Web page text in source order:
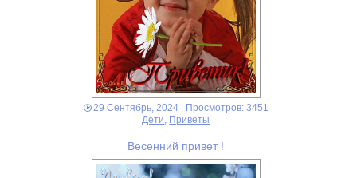
29 Сентябрь, 2024| Просмотров: 3451
Дети Приветы
Весенний привет !